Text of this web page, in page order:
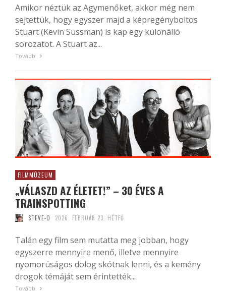
Amikor néztük az Agymenőket, akkor még nem
sejtettük, hogy egyszer majd a képregényboltos
Stuart (Kevin Sussman) is kap egy különálló
sorozatot. A Stuart az...
Tovább
FILMMÚZEUM
„VÁLASZD AZ ÉLETET!” – 30 ÉVES A
TRAINSPOTTING
STEVE-O 2026. FEBRUÁR 23. HÉTFŐ
Talán egy film sem mutatta meg jobban, hogy
egyszerre mennyire menő, illetve mennyire
nyomorúságos dolog skótnak lenni, és a kemény
drogok témáját sem érintették...
Tovább